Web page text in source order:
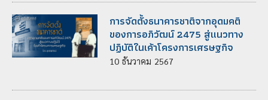
การจัดตั้งธนาคารชาติจากอุดมคติ
ของการอภิวัฒน์ 2475 สู่แนวทาง
ปฏิบัติในเค้าโครงการเศรษฐกิจ
10 ธันวาคม 2567